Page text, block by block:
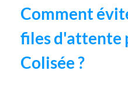
Comment
files d'attente
Colisée ?